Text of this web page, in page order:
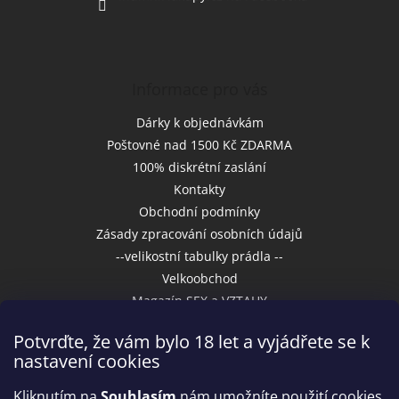
Potvrďte, že vám bylo 18 let a vyjádřete se k
nastavení cookies
Dárky k objednávkám
Poštovné nad 1500 Kč ZDARMA
100% diskrétní zaslání
Kontakty
Obchodní podmínky
Zásady zpracování osobních údajů
--velikostní tabulky prádla --
Velkoobchod
Magazín SEX a VZTAHY